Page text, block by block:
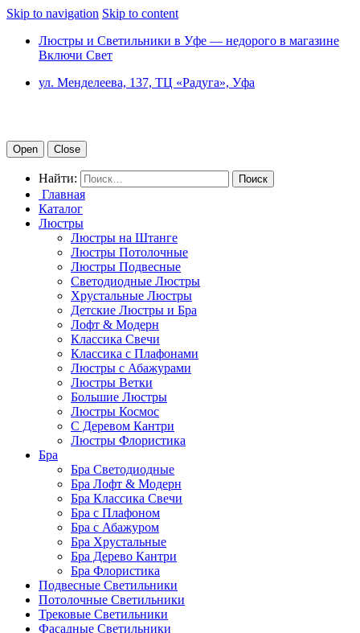
Skip to navigation Skip to content
Люстры и Светильники в Уфе — недорого в магазине
Включи Свет
ул. Менделеева, 137, ТЦ «Радуга», Уфа
Open Close
Найти:
Главная
Каталог
Люстры
Люстры на Штанге
Люстры Потолочные
Люстры Подвесные
Светодиодные Люстры
Хрустальные Люстры
Детские Люстры и Бра
Лофт & Модерн
Классика Свечи
Классика с Плафонами
Люстры с Абажурами
Люстры Ветки
Большие Люстры
Люстры Космос
С Деревом Кантри
Люстры Флористика
Бра
Бра Светодиодные
Бра Лофт & Модерн
Бра Классика Свечи
Бра с Плафоном
Бра с Абажуром
Бра Хрустальные
Бра Дерево Кантри
Бра Флористика
Подвесные Светильники
Потолочные Светильники
Трековые Светильники
Фасадные Светильники